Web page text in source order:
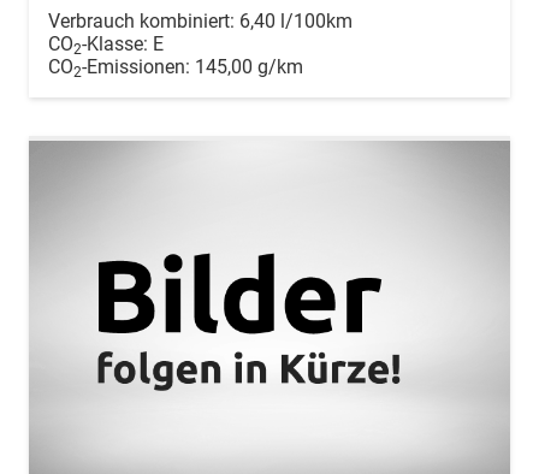
Verbrauch kombiniert: 6,40 l/100km
CO2-Klasse: E
CO2-Emissionen: 145,00 g/km